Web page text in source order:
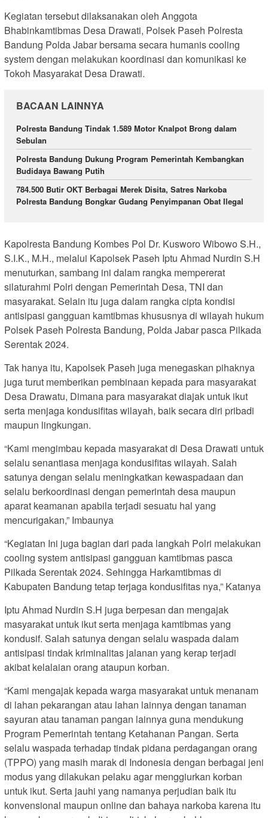
Kegiatan tersebut dilaksanakan oleh Anggota
Bhabinkamtibmas Desa Drawati, Polsek Paseh Polresta
Bandung Polda Jabar bersama secara humanis cooling
system dengan melakukan koordinasi dan komunikasi ke
Tokoh Masyarakat Desa Drawati.
BACAAN LAINNYA
Polresta Bandung Tindak 1.589 Motor Knalpot Brong dalam
Sebulan
Polresta Bandung Dukung Program Pemerintah Kembangkan
Budidaya Bawang Putih
784.500 Butir OKT Berbagai Merek Disita, Satres Narkoba
Polresta Bandung Bongkar Gudang Penyimpanan Obat Ilegal
Kapolresta Bandung Kombes Pol Dr. Kusworo Wibowo S.H.,
S.I.K., M.H., melalui Kapolsek Paseh Iptu Ahmad Nurdin S.H
menuturkan, sambang ini dalam rangka mempererat
silaturahmi Polri dengan Pemerintah Desa, TNI dan
masyarakat. Selain itu juga dalam rangka cipta kondisi
antisipasi gangguan kamtibmas khususnya di wilayah hukum
Polsek Paseh Polresta Bandung, Polda Jabar pasca Pilkada
Serentak 2024.
Tak hanya itu, Kapolsek Paseh juga menegaskan pihaknya
juga turut memberikan pembinaan kepada para masyarakat
Desa Drawatu, Dimana para masyarakat diajak untuk ikut
serta menjaga kondusifitas wilayah, baik secara diri pribadi
maupun lingkungan.
“Kami mengimbau kepada masyarakat di Desa Drawati untuk
selalu senantiasa menjaga kondusifitas wilayah. Salah
satunya dengan selalu meningkatkan kewaspadaan dan
selalu berkoordinasi dengan pemerintah desa maupun
aparat keamanan apabila terjadi sesuatu hal yang
mencurigakan,” Imbaunya
“Kegiatan Ini juga bagian dari pada langkah Polri melakukan
cooling system antisipasi gangguan kamtibmas pasca
Pilkada Serentak 2024. Sehingga Harkamtibmas di
Kabupaten Bandung tetap terjaga kondusifitas nya,” Katanya
Iptu Ahmad Nurdin S.H juga berpesan dan mengajak
masyarakat untuk ikut serta menjaga kamtibmas yang
kondusif. Salah satunya dengan selalu waspada dalam
antisipasi tindak kriminalitas jalanan yang kerap terjadi
akibat kelalaian orang ataupun korban.
“Kami mengajak kepada warga masyarakat untuk menanam
di lahan pekarangan atau lahan lainnya dengan tanaman
sayuran atau tanaman pangan lainnya guna mendukung
Program Pemerintah tentang Ketahanan Pangan. Serta
selalu waspada terhadap tindak pidana perdagangan orang
(TPPO) yang masih marak di Indonesia dengan berbagai jeni
modus yang dilakukan pelaku agar menggiurkan korban
untuk ikut. Serta jauhi yang namanya perjudian baik itu
konvensional maupun online dan bahaya narkoba karena itu